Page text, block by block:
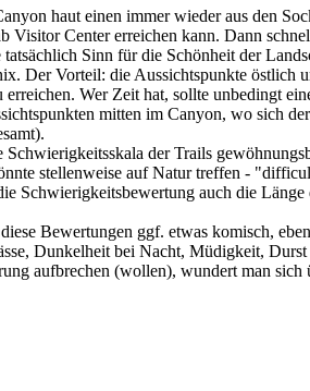
haut einen immer wieder aus den
Visitor Center erreichen kann. Dann
Sinn für die Schönheit der
Der Vorteil: die Aussichtspunkte
Wer Zeit hat, sollte unbedingt
mitten im Canyon, wo sich
der Trails
stellenweise auf Natur treffen -
Schwierigkeitsbewertung auch die
Bewertungen ggf. etwas komisch,
Dunkelheit bei Nacht, Müdigkeit,
aufbrechen (wollen), wundert man sich